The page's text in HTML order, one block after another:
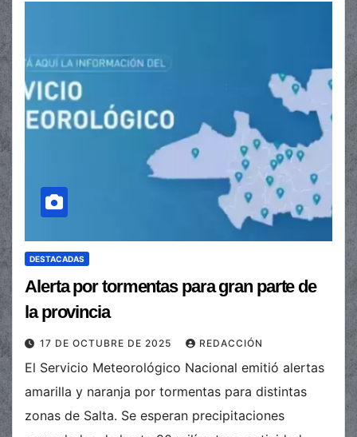
DESTACADAS
Alerta por tormentas para gran parte de
la provincia
17 DE OCTUBRE DE 2025 REDACCIÓN
El Servicio Meteorológico Nacional emitió alertas
amarilla y naranja por tormentas para distintas
zonas de Salta. Se esperan precipitaciones